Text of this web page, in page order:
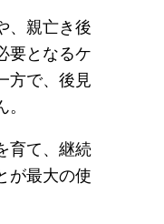
、親亡き後
要となるケ
方で、後見
育て、継続
が最大の使